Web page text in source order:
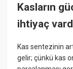
Kasların
ihtiyaç
Kas sentezinin
gelir; çünkü kas